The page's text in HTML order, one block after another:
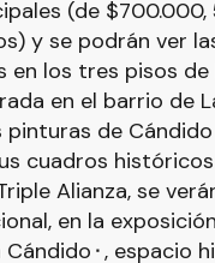
(de
y se podrán ver
en los tres pisos de
en el barrio de
pinturas de
cuadros
Alianza, se
en la exposición
espacio